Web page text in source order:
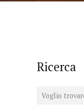
Ricerca